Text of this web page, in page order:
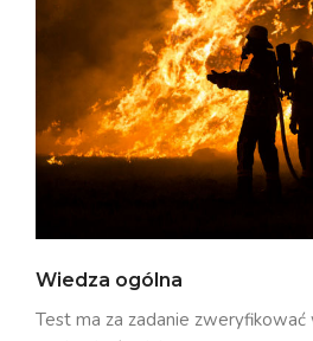
Wiedza ogólna
Test ma za zadanie